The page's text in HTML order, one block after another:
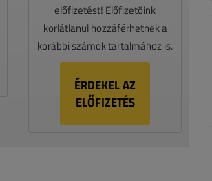
előfizetést! Előfizetőink
korlátlanul hozzáférhetnek a
korábbi számok tartalmához is.
ÉRDEKEL AZ
ELŐFIZETÉS